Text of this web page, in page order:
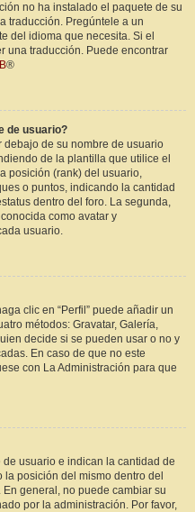
no ha instalado el paquete de su
traducción. Pregúntele a un
del idioma que necesita. Si el
una traducción. Puede encontrar
®
de usuario?
de su nombre de usuario
de la plantilla que utilice el
posición (rank) del usuario,
o puntos, indicando la cantidad
dentro del foro. La segunda,
como avatar y
usuario.
clic en “Perfil” puede añadir un
métodos: Gravatar, Galería,
decide si se pueden usar o no y
En caso de que no este
con La Administración para que
usuario e indican la cantidad de
posición del mismo dentro del
general, no puede cambiar su
por la administración. Por favor,